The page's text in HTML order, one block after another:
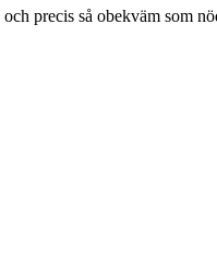
precis så obekväm som